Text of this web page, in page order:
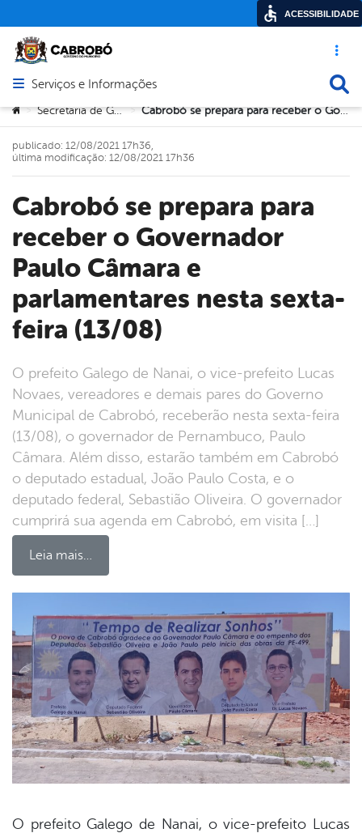
Acesso
Abrir menu principal de navegação
Serviços e Informações
Você está aqui:
> Secretaria de Governo > Cabrobó se prepara para receber o Governador Paulo Câmara e parlamentares nesta sexta-feira (13/08)
Cabrobó se prepara para
receber o Governador
Paulo Câmara e
parlamentares nesta sexta-
feira (13/08)
O prefeito Galego de Nanai, o vice-prefeito Lucas
Novaes, vereadores e demais pares do Governo
Municipal de Cabrobó, receberão nesta sexta-feira
(13/08), o governador de Pernambuco, Paulo
Câmara. Além disso, estarão também em Cabrobó
o deputado estadual, João Paulo Costa, e o
deputado federal, Sebastião Oliveira. O governador
cumprirá sua agenda em Cabrobó, em visita […]
Leia mais…
publicado: 12/08/2021 17h36,
última modificação: 12/08/2021 17h36
O prefeito Galego de Nanai, o vice-prefeito Lucas
ACESSIBILIDADE